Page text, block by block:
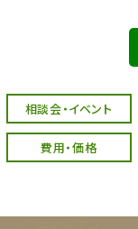
相談会・イベント
費用・価格